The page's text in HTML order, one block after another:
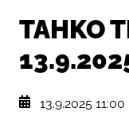
TAHKO
, Tapahtuman
13.9.2025 11:00